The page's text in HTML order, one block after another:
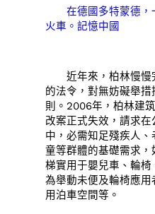
在德國多特蒙德，
火車。記憶中國
近年來，柏林慢慢
的法令，對無妨礙舉
則。2006年，柏林建
改案正式失效，請求
中，必需知足殘疾人、
童等群體的基礎需求
梯實用于嬰兒車、輪
為舉動未便及輪椅應
用泊車空間等。